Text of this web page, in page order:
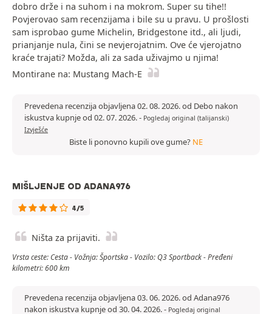
dobro drže i na suhom i na mokrom. Super su tihe!!
Povjerovao sam recenzijama i bile su u pravu. U prošlosti
sam isprobao gume Michelin, Bridgestone itd., ali ljudi,
prianjanje nula, čini se nevjerojatnim. Ove će vjerojatno
kraće trajati? Možda, ali za sada uživajmo u njima!
Montirane na: Mustang Mach-E
Prevedena recenzija objavljena 02. 08. 2026. od Debo nakon
iskustva kupnje od 02. 07. 2026.- Pogledaj original (talijanski)
Izvješće
Biste li ponovno kupili ove gume? NE
MIŠLJENJE OD ADANA976
4/5
Ništa za prijaviti.
Vrsta ceste: Cesta - Vožnja: Športska - Vozilo: Q3 Sportback - Pređeni
kilometri: 600 km
Prevedena recenzija objavljena 03. 06. 2026. od Adana976
nakon iskustva kupnje od 30. 04. 2026.- Pogledaj original